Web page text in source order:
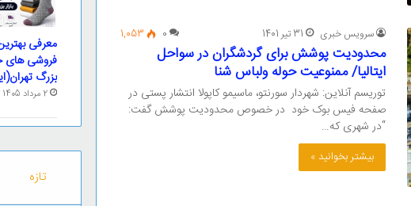
سرویس خبری 31 تیر 1401 0
1,053
محدودیت پوشش برای گردشگران در سواحل
ایتالیا/ ممنوعیت حوله ولباس شنا
توریسم آنلاین: شهردار سورنتو، ماسیمو کاپولا انتشار پستی در
صفحه فیس بوک خود در خصوص محدودیت پوشش گفت:
“در شهری که…
بیشتر بخوانید »
معرفی
فروشی های
بزرگ
2 مرداد 1405
تازه